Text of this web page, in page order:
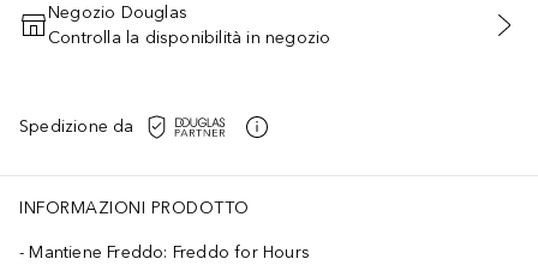
AGGIUNGI AL CARRELLO
Negozio Douglas
Controlla la disponibilità in negozio
Spedizione da
INFORMAZIONI PRODOTTO
Mantiene Freddo: Freddo for Hours